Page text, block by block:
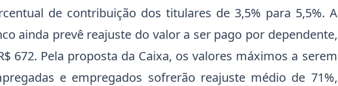
de contribuição dos titulares de 3,5% para 5,5%. A
ainda prevê reajuste do valor a ser pago por dependente,
672. Pela proposta da Caixa, os valores máximos a serem
e empregados sofrerão reajuste médio de 71%,